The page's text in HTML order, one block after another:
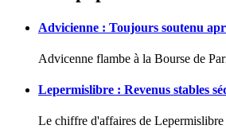
Advicienne : Toujours soutenu
Advicenne flambe à la Bourse de
Lepermislibre : Revenus stables
Le chiffre d'affaires de